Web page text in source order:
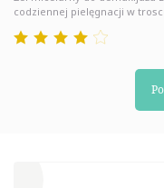
codziennej pielęgnacji w